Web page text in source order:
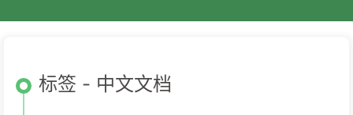
标签 - 中文文档